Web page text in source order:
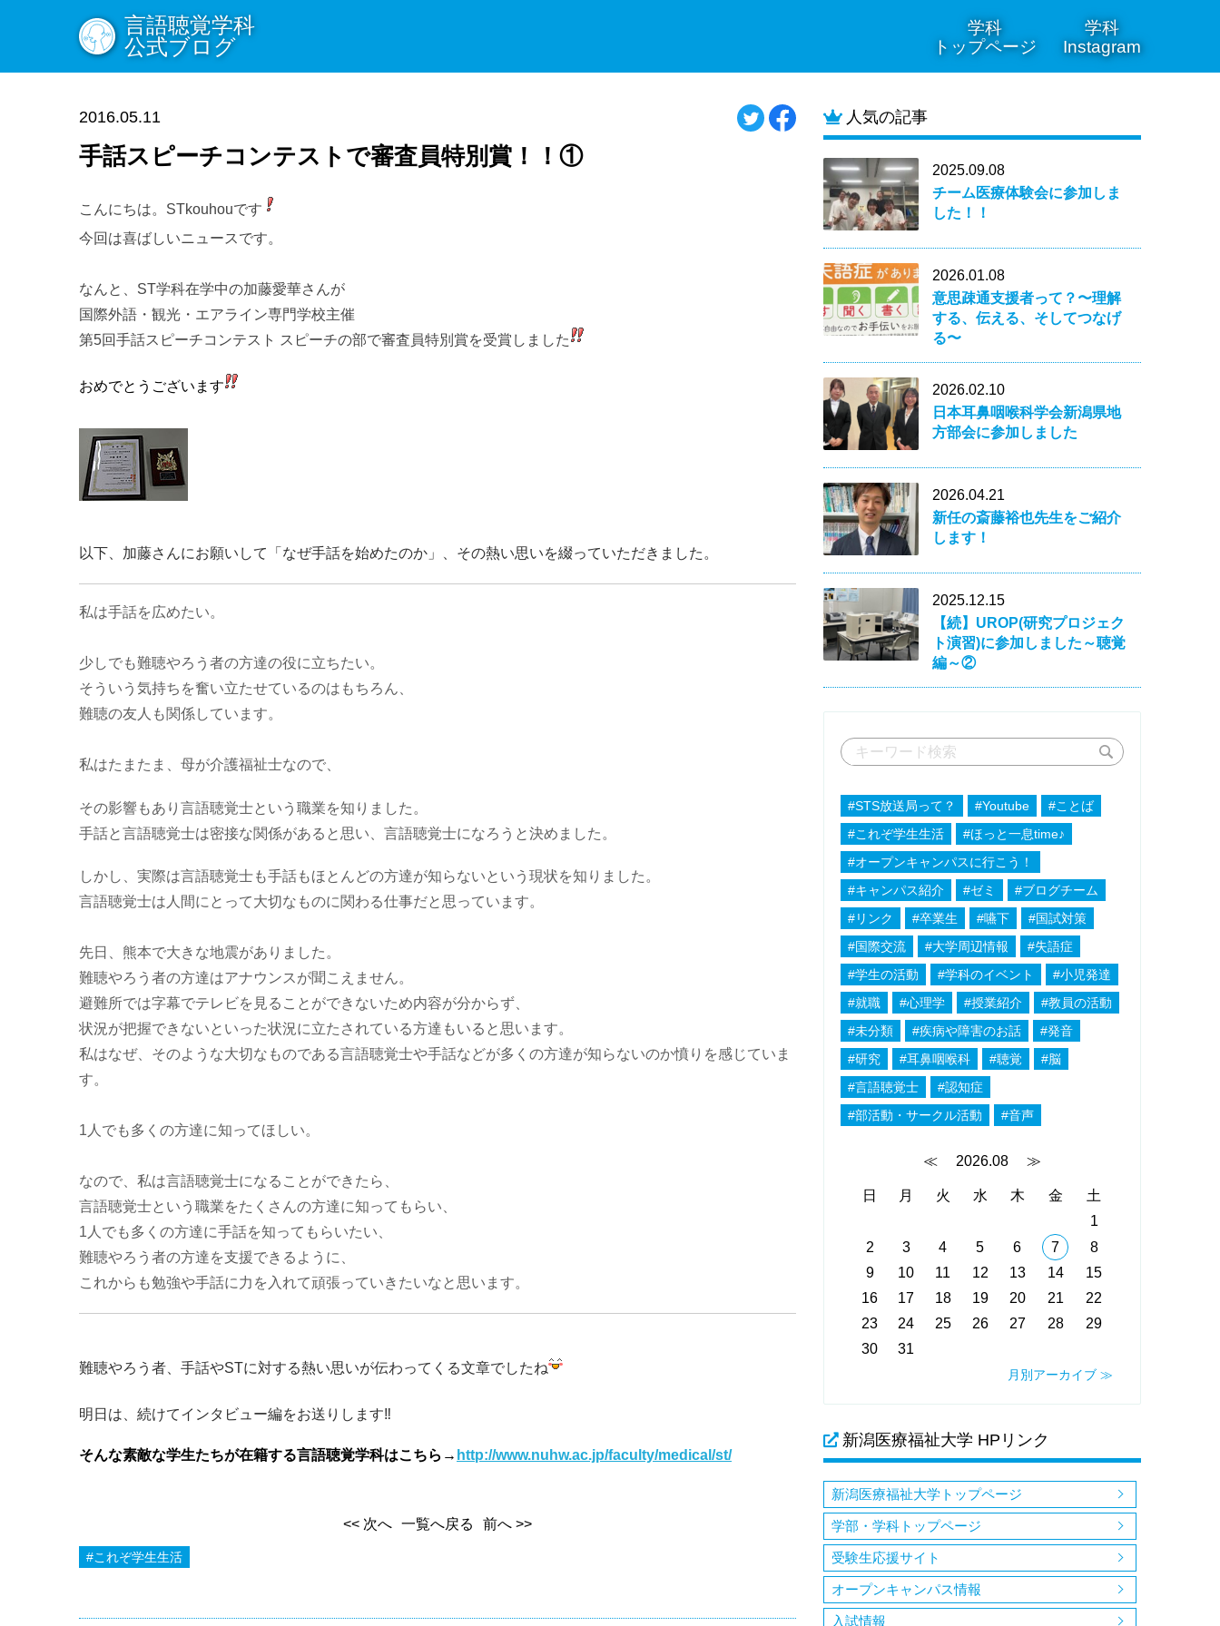
学科
トップページ
学科
Instagram
言語聴覚学科
公式ブログ
2016.05.11
手話スピーチコンテストで審査員特別賞！！①
こんにちは。STkouhouです
今回は喜ばしいニュースです。
なんと、ST学科在学中の加藤愛華さんが
国際外語・観光・ エアライン専門学校主催
第5回手話スピーチコンテスト スピーチの部で審査員特別賞を受賞しました
おめでとうございます
以下、加藤さんにお願いして「なぜ手話を始めたのか」、その熱い思いを綴っていただきました。
私は手話を広めたい。
少しでも難聴やろう者の方達の役に立ちたい。
そういう気持ちを奮い立たせているのはもちろん、
難聴の友人も関係しています。
私はたまたま、母が介護福祉士なので、
その影響もあり言語聴覚士という職業を知りました。
手話と言語聴覚士は密接な関係があると思い、言語聴覚士になろうと決めました。
しかし、実際は言語聴覚士も手話もほとんどの方達が知らないという現状を知りました。
言語聴覚士は人間にとって大切なものに関わる仕事だと思っています。
先日、熊本で大きな地震がありました。
難聴やろう者の方達はアナウンスが聞こえません。
避難所では字幕でテレビを見ることができないため内容が分からず、
状況が把握できないといった状況に立たされている方達もいると思います。
私はなぜ、そのような大切なものである言語聴覚士や手話などが多くの方達が知らないのか憤りを感じていま
す。
1人でも多くの方達に知ってほしい。
なので、私は言語聴覚士になることができたら、
言語聴覚士という職業をたくさんの方達に知ってもらい、
1人でも多くの方達に手話を知ってもらいたい、
難聴やろう者の方達を支援できるように、
これからも勉強や手話に力を入れて頑張っていきたいなと思います。
難聴やろう者、手話やSTに対する熱い思いが伝わってくる文章でしたね
明日は、続けてインタビュー編をお送りします‼
そんな素敵な学生たちが在籍する言語聴覚学科はこちら→ http://www.nuhw.ac.jp/faculty/medical/st/
<< 次へ 一覧へ戻る 前へ >>
#これぞ学生生活
人気の記事
2025.09.08
チーム医療体験会に参加しま
した！！
2026.01.08
意思疎通支援者って？〜理解
する、伝える、そしてつなげ
る〜
2026.02.10
日本耳鼻咽喉科学会新潟県地
方部会に参加しました
2026.04.21
新任の斎藤裕也先生をご紹介
します！
2025.12.15
【続】UROP(研究プロジェク
ト演習)に参加しました～聴覚
編～②
#STS放送局って？ #Youtube
#ことば
#これぞ学生生活
#ほっと一息time♪
#オープンキャンパスに行こう！
#キャンパス紹介
#ゼミ
#ブログチーム
#リンク
#卒業生 #嚥下
#国試対策
#国際交流
#大学周辺情報
#失語症
#学生の活動
#学科のイベント
#小児発達
#就職
#心理学 #授業紹介
#教員の活動
#未分類
#疾病や障害のお話
#発音
#研究
#耳鼻咽喉科 #聴覚
#脳
#言語聴覚士
#認知症
#部活動・サークル活動
#音声
≪ 2026.08 ≫
日 月 火 水 木 金
土
1
2
3 4 5 6 7
8
9
10 11 12 13 14
15
16
17 18 19 20 21
22
23
24 25 26 27 28
29
30
31
月別アーカイブ ≫
新潟医療福祉大学 HPリンク
新潟医療福祉大学トップページ
学部・学科トップページ
受験生応援サイト
オープンキャンパス情報
入試情報